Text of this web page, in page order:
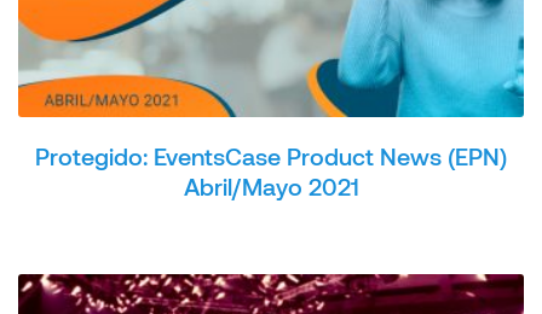
Protegido: EventsCase Product News (EPN)
Abril/Mayo 2021